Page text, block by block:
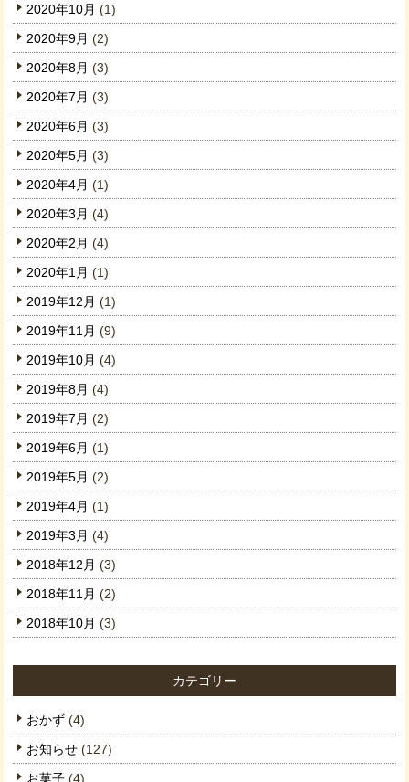
2020年10月 (1)
2020年9月 (2)
2020年8月 (3)
2020年7月 (3)
2020年6月 (3)
2020年5月 (3)
2020年4月 (1)
2020年3月 (4)
2020年2月 (4)
2020年1月 (1)
2019年12月 (1)
2019年11月 (9)
2019年10月 (4)
2019年8月 (4)
2019年7月 (2)
2019年6月 (1)
2019年5月 (2)
2019年4月 (1)
2019年3月 (4)
2018年12月 (3)
2018年11月 (2)
2018年10月 (3)
カテゴリー
おかず (4)
お知らせ (127)
お菓子 (4)